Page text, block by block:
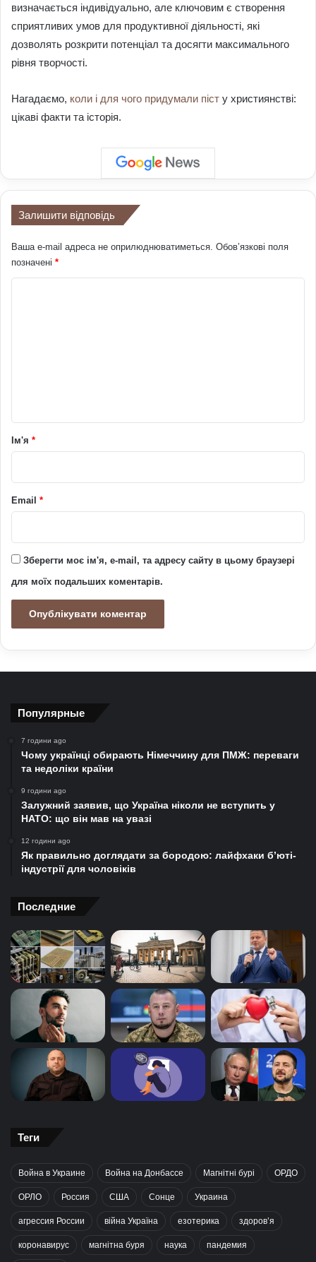
визначається індивідуально, але ключовим є створення
сприятливих умов для продуктивної діяльності, які
дозволять розкрити потенціал та досягти максимального
рівня творчості.
Нагадаємо, коли і для чого придумали піст у християнстві:
цікаві факти та історія.
Залишити відповідь
Ваша e-mail адреса не оприлюднюватиметься. Обов’язкові поля
позначені *
рІм'я *
Email *
Зберегти моє ім'я, e-mail, та адресу сайту в цьому браузері
для моїх подальших коментарів.
Популярные
7 години ago
Чому українці обирають Німеччину для ПМЖ: переваги
та недоліки країни
9 години ago
Залужний заявив, що Україна ніколи не вступить у
НАТО: що він мав на увазі
12 години ago
Як правильно доглядати за бородою: лайфхаки б’юті-
індустрії для чоловіків
Последние
Теги
Война в Украине Война на Донбассе Магнітні бурі ОРДО
ОРЛО Россия США Сонце Украина
агрессия России війна Україна езотерика здоров’я
коронавирус магнітна буря наука пандемия